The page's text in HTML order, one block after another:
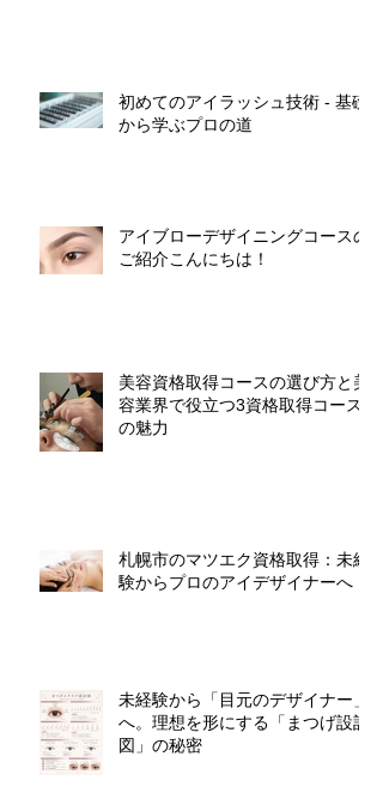
初めてのアイラッシュ技術 - 基礎
から学ぶプロの道
アイブローデザイニングコースの
ご紹介こんにちは！
美容資格取得コースの選び方と美
容業界で役立つ3資格取得コース
の魅力
札幌市のマツエク資格取得：未経
験からプロのアイデザイナーへ
未経験から「目元のデザイナー」
へ。理想を形にする「まつげ設計
図」の秘密